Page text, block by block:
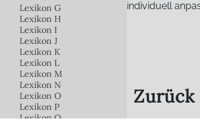
Lexikon G
Lexikon H
Lexikon I
Lexikon J
Lexikon K
Lexikon L
Lexikon M
Lexikon N
Lexikon O
Lexikon P
Lexikon Q
individuell
Zurück